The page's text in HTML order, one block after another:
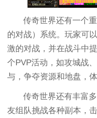
传奇世界还有一个
的对战）系统。玩家可
激的对战，并在战斗中
个PVP活动，如攻城战
与，争夺资源和地盘，
传奇世界还有丰富
友组队挑战各种副本，